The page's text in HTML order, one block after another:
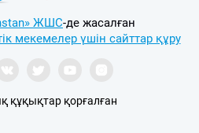
ЖШС-де жасалған
мекемелер үшін сайттар құру
құқықтар қорғалған